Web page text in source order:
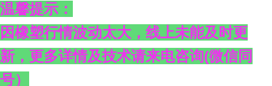
温馨提示：
因橡塑行情波动太大，线上未能及时更
新，更多详情及技术请来电咨询(微信同
号）